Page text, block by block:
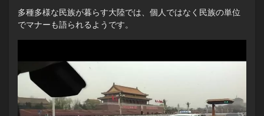
多種多様な民族が暮らす大陸では、個人ではなく民族の単位
でマナーも語られるようです。